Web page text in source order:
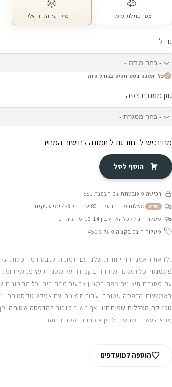
צפה בתלת מימד הדמייה על הקיר שלי
גודל
כל תמונה בסט תהיה בגודל הזה
גוון מסגרת צפה
מחיר: יש לבחור גודל תמונה לחישוב המחיר
הוסף לסל
רכישה מאובטחת עם הצפנת SSL
חדש משלוח מהיר בעלות 80 ש״ח בין 4-8 ימי עסקים
משלוח רגיל לכל הארץ בין 10-14 ימי עסקים
משלוח חינם בקניה מעל 450₪
גלו את האמנות הייחודית שלנו עם תמונות קנבס המודפסות על
פיגמנטי. כל תמונה מתוחה בקפידה על מסגרת עץ פנימית
עם מסגרת חיצונית צפה במגוון צבעים מרהיבים. כל התמונות
באמצעות הדפסה שטוחה. עבור תמונות עם אפקט טקסטורה,
טכניקת הצללות שפיתחנו, אך חשוב לזכור ההדפסה שטוחה.
מראה עשיר ומרשים לבין איכות הדפסה גבוהה.
הוספה למועדפים